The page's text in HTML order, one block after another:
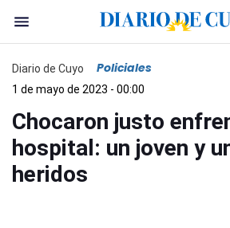
Diario de Cuyo Policiales
1 de mayo de 2023 - 00:00
Chocaron justo
hospital: un joven y
heridos